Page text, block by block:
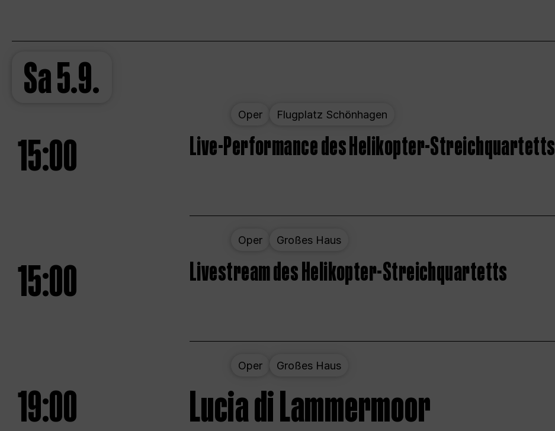
Sa5.9.
Oper Flugplatz Schönhagen
15:00 Live-Performance des Helikopter-Streichquartetts
Oper Großes Haus
15:00 Livestream des Helikopter-Streichquartetts
Oper Großes Haus
19:00 Lucia di Lammermoor